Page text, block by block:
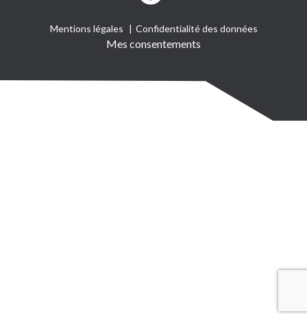
Mentions légales Confidentialité des données
Mes consentements